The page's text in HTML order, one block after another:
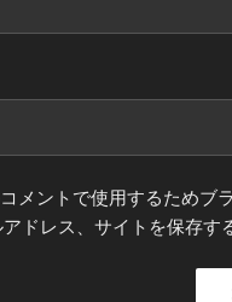
メントで使用するためブ
ドレス、サイトを保存す